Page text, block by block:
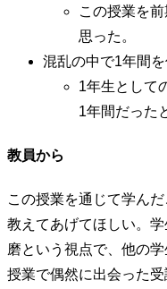
この授業を
思った。
混乱の中で1年間
1年生として
1年間だった
教員から
この授業を通じて学ん
教えてあげてほしい。
磨という視点で、他の
授業で偶然に出会った